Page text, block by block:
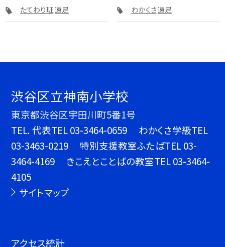
たてわり班 遠足
わかくさ遠足
渋谷区立神南小学校
東京都渋谷区宇田川町5番1号
TEL.代表TEL 03-3464-0659 わかくさ学級TEL
03-3463-0219 特別支援教室ふたばTEL 03-
3464-4169 きこえとことばの教室TEL 03-3464-
4105
サイトマップ
アクセス統計